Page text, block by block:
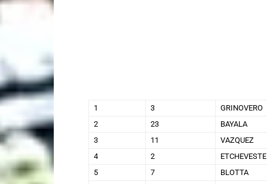
1 3 GRINOVERO
2
23 BAYALA
3
11 VAZQUEZ
4
2 ETCHEVESTE
5
7 BLOTTA